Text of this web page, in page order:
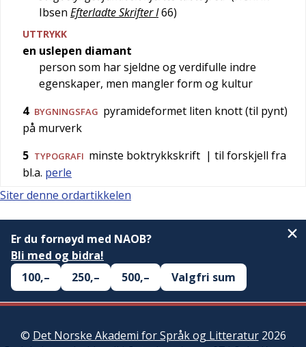
Ibsen Efterladte Skrifter I66)
UTTRYKK
en uslepen diamant
person som har sjeldne og verdifulle indre
egenskaper, men mangler form og kultur
4 BYGNINGSFAG pyramideformet liten knott (til pynt)
på murverk
5 TYPOGRAFI minste boktrykkskrift | til forskjell fra
bl.a. perle
Siter denne ordartikkelen
Er du fornøyd med NAOB?
Bli med og bidra!
100,–
250,– 500,– Valgfri sum
© Det Norske Akademi for Språk og Litteratur2026